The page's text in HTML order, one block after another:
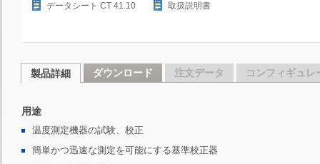
データシート CT 41.10 取扱説明書
製品詳細 ダウンロード 注文データ コンフィギュレ
用途
温度測定機器の試験、校正
簡単かつ迅速な測定を可能にする基準校正器